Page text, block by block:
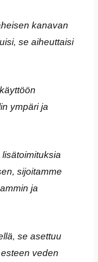
kanavan
se aiheuttaisi
ympäri ja
sijoitamme
ja
se asettuu
veden